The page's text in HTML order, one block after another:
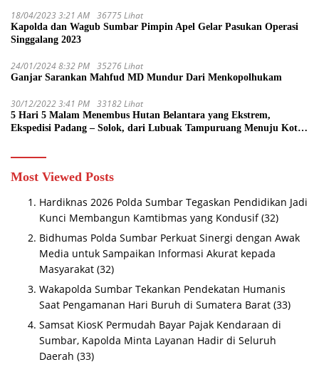
18/04/2023 3:21 AM 36775 Lihat
Kapolda dan Wagub Sumbar Pimpin Apel Gelar Pasukan Operasi
Singgalang 2023
24/01/2024 8:32 PM 35276 Lihat
Ganjar Sarankan Mahfud MD Mundur Dari Menkopolhukam
30/12/2022 3:41 PM 33182 Lihat
5 Hari 5 Malam Menembus Hutan Belantara yang Ekstrem,
Ekspedisi Padang – Solok, dari Lubuak Tampuruang Menuju Koto
Most Viewed Posts
Hardiknas 2026 Polda Sumbar Tegaskan Pendidikan Jadi
Kunci Membangun Kamtibmas yang Kondusif (32)
Bidhumas Polda Sumbar Perkuat Sinergi dengan Awak
Media untuk Sampaikan Informasi Akurat kepada
Masyarakat (32)
Wakapolda Sumbar Tekankan Pendekatan Humanis
Saat Pengamanan Hari Buruh di Sumatera Barat (33)
Samsat KiosK Permudah Bayar Pajak Kendaraan di
Sumbar, Kapolda Minta Layanan Hadir di Seluruh
Daerah (33)